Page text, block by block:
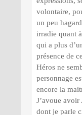
volontaire,
un peu
irradie quant
qui a plus
présence de
Héros ne
personnage
encore la
J’avoue
dont je parle